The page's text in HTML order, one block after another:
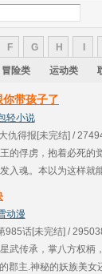
F G H
冒险类 运动类
带孩子了
轻小说
仇得报[未完结] /
的俘虏，抱着必死的
入魂。本以为这样就
使命，可两年后，当
动漫
985话[未完结] /
武传承，掌八方权柄
郡主.神秘的妖族美女